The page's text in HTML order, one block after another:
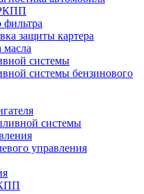
фильтра
защиты картера
масла
системы
системы бензинового
системы
управления